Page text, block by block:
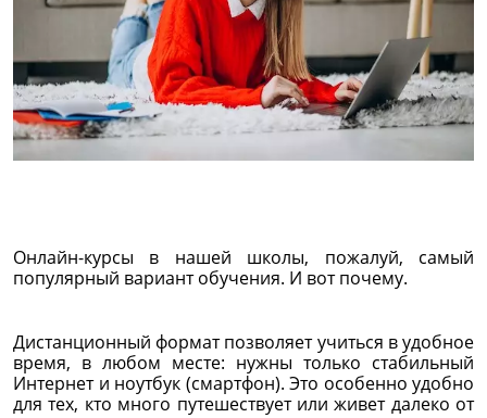
Онлайн-курсы в нашей школы, пожалуй, самый
популярный вариант обучения. И вот почему.
Дистанционный формат позволяет учиться в удобное
время, в любом месте: нужны только стабильный
Интернет и ноутбук (смартфон). Это особенно удобно
для тех, кто много путешествует или живет далеко от